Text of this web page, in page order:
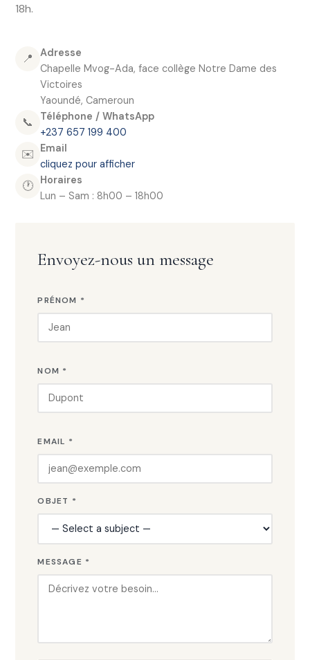
18h.
📍
Adresse
Chapelle Mvog-Ada, face collège Notre Dame des
Victoires
Yaoundé, Cameroun
📞
Téléphone / WhatsApp
+237 657 199 400
✉️
Email
cliquez pour afficher
🕐
Horaires
Lun – Sam : 8h00 – 18h00
Envoyez-nous un message
PRÉNOM *
NOM *
EMAIL *
OBJET *
MESSAGE *